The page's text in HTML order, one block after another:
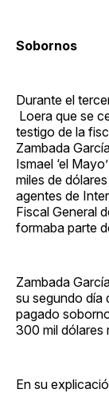
Sobornos
Durante el
Loera que se
testigo de la
Zambada
Ismael ‘el
miles de
agentes de
Fiscal General
formaba parte
Zambada
su segundo día
pagado
300 mil dólares
En su